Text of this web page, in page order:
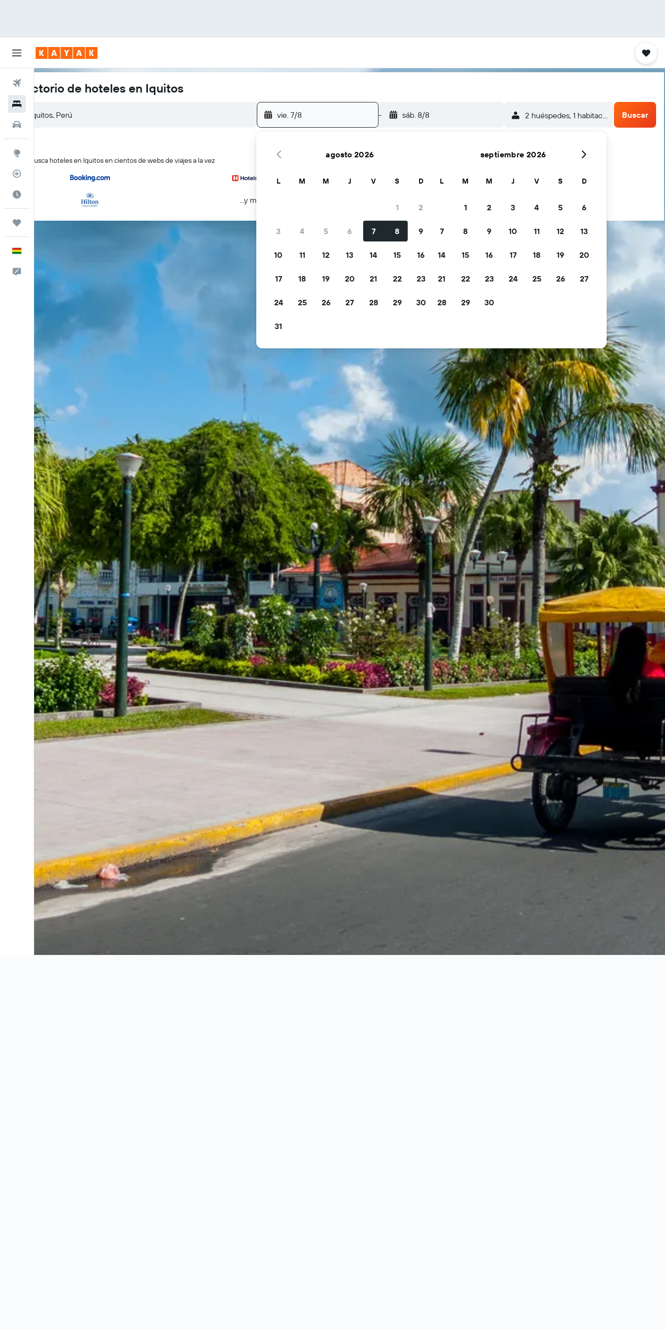
Vuelos
Trips
Directorio de hoteles en Iquitos
vie. 7/8 - sáb. 8/8 2 huéspedes, 1 habitación Buscar
KAYAK busca hoteles en Iquitos en cientos de webs de viajes a la vez
...y más
agosto 2026
L M M J V S D
1 2
3 4 5 6 7 8 9
10 11 12 13 14 15 16
17 18 19 20 21 22 23
24 25 26 27 28 29 30
31
septiembre 2026
L M M J V S D
1 2 3 4 5 6
7 8 9 10 11 12 13
14 15 16 17 18 19 20
21 22 23 24 25 26 27
28 29 30